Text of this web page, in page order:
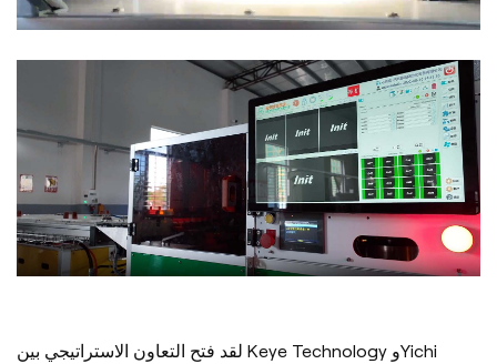
لقد فتح التعاون الاستراتيجي بين Keye Technology وYichi